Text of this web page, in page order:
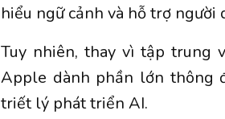
hiểu ngữ cảnh và hỗ trợ
Tuy nhiên, thay vì tập trung
Apple dành phần lớn thông
triết lý phát triển AI.